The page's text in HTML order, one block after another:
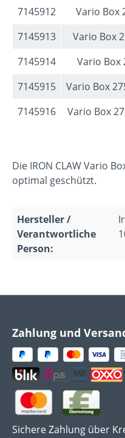
7145912
Vario Box
7145913
Vario Box
7145914
Vario Box
7145915
Vario Box
7145916
Vario Box
Die IRON CLAW Vario
optimal geschützt.
Hersteller /
Verantwortliche
Person:
Zahlung und
Sichere Zahlung über